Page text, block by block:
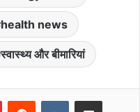
health news
स्वास्थ्य और बीमारियां
PinterestReddit VKontakteShare via Email